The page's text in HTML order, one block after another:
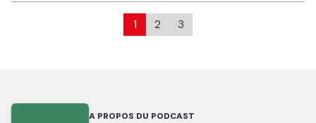
1 2 3
A PROPOS DU PODCAST